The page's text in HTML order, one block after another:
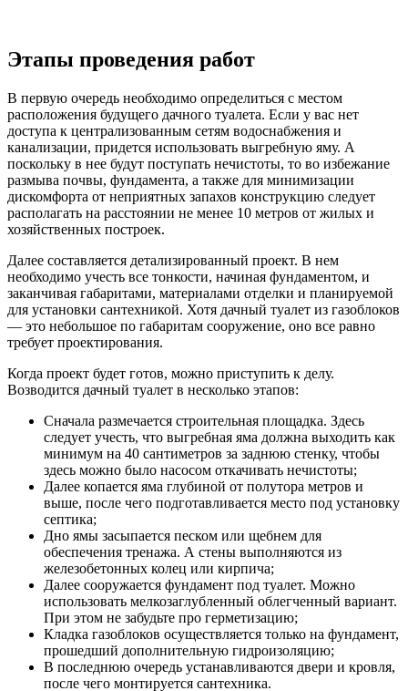
Этапы проведения работ
В первую очередь необходимо определиться с местом
расположения будущего дачного туалета. Если у вас нет
доступа к централизованным сетям водоснабжения и
канализации, придется использовать выгребную яму. А
поскольку в нее будут поступать нечистоты, то во избежание
размыва почвы, фундамента, а также для минимизации
дискомфорта от неприятных запахов конструкцию следует
располагать на расстоянии не менее 10 метров от жилых и
хозяйственных построек.
Далее составляется детализированный проект. В нем
необходимо учесть все тонкости, начиная фундаментом, и
заканчивая габаритами, материалами отделки и планируемой
для установки сантехникой. Хотя дачный туалет из газоблоков
— это небольшое по габаритам сооружение, оно все равно
требует проектирования.
Когда проект будет готов, можно приступить к делу.
Возводится дачный туалет в несколько этапов:
Сначала размечается строительная площадка. Здесь
следует учесть, что выгребная яма должна выходить как
минимум на 40 сантиметров за заднюю стенку, чтобы
здесь можно было насосом откачивать нечистоты;
Далее копается яма глубиной от полутора метров и
выше, после чего подготавливается место под установку
септика;
Дно ямы засыпается песком или щебнем для
обеспечения тренажа. А стены выполняются из
железобетонных колец или кирпича;
Далее сооружается фундамент под туалет. Можно
использовать мелкозаглубленный облегченный вариант.
При этом не забудьте про герметизацию;
Кладка газоблоков осуществляется только на фундамент,
прошедший дополнительную гидроизоляцию;
В последнюю очередь устанавливаются двери и кровля,
после чего монтируется сантехника.